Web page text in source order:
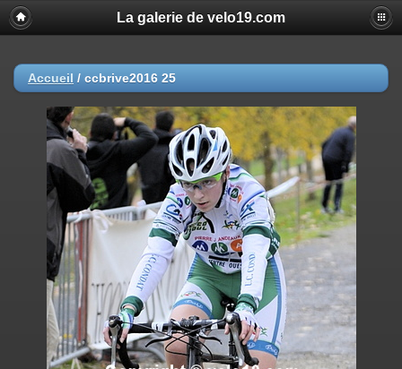
La galerie de velo19.com
Accueil / ccbrive2016 25